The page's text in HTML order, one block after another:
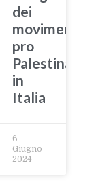
dei
movimenti
pro
Palestina
in
Italia
6
Giugno
2024